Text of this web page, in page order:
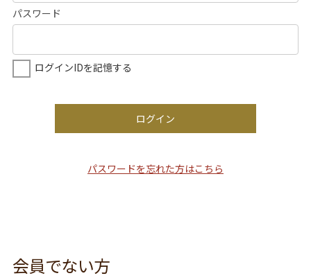
パスワード
ログインIDを記憶する
ログイン
パスワードを忘れた方はこちら
会員でない方